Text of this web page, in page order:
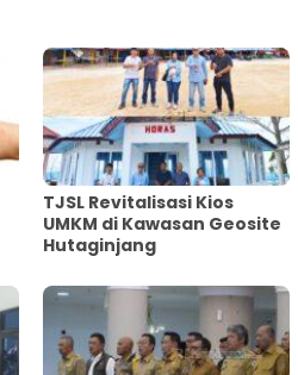
TJSL Revitalisasi Kios
UMKM di Kawasan Geosite
Hutaginjang